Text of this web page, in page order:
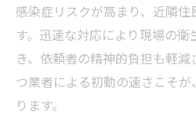
感染症リスクが高まり、近隣
す。迅速な対応により現場の
き、依頼者の精神的負担も軽
つ業者による初動の速さこそ
ります。